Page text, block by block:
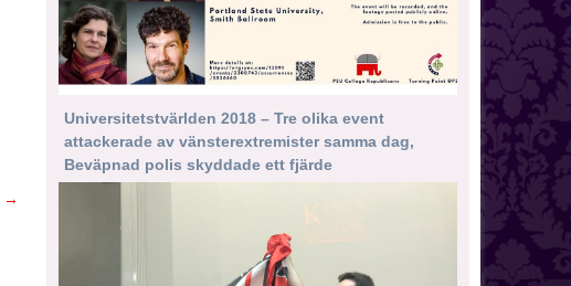
→
Universitetstvärlden 2018 – Tre olika event
attackerade av vänsterextremister samma dag,
Beväpnad polis skyddade ett fjärde